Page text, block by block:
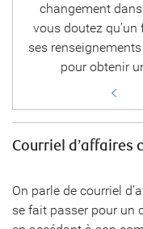
changement
vous doutez
ses
pour obtenir
Courriel d’affaires
On parle de courriel
se fait passer pour un